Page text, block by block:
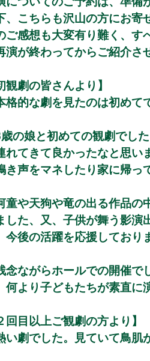
、こちらも沢山の方にお寄
ご感想も大変有り難く、
演が終わってからご紹介さ
観劇の皆さんより】
格的な劇を見たのは初め
歳の娘と初めての観劇でし
れてきて良かったなと思
き声をマネしたり家に帰っ
童や天狗や竜の出る作品
した、又、子供が舞う影演
今後の活躍を応援しており
念ながらホールでの開催
何より子どもたちが素直に
回目以上ご観劇の方より】
い劇でした。見ていて鳥